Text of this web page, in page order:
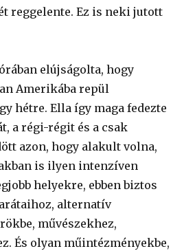
reggelente. Ez is neki jutott
elújságolta, hogy
Amerikába repül
hétre. Ella így maga fedezte
a régi-régit és a csak
azon, hogy alakult volna,
is ilyen intenzíven
helyekre, ebben biztos
alternatív
művészekhez,
És olyan műintézményekbe,